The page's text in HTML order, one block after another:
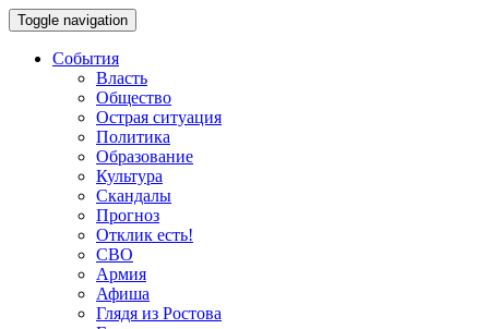
Toggle navigation
События
Власть
Общество
Острая ситуация
Политика
Образование
Культура
Скандалы
Прогноз
Отклик есть!
СВО
Армия
Афиша
Глядя из Ростова